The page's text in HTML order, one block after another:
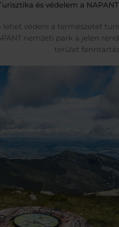
és védelem a
lehet védeni a természetet
nemzeti park a jelen
terület